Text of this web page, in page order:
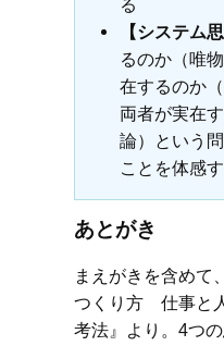
る
【システム思
るのか（唯
在するのか
両者が実在
論）という
ことを体感
あとがき
まえがきを含めて
つくり方 仕事と
考法』より。4つ